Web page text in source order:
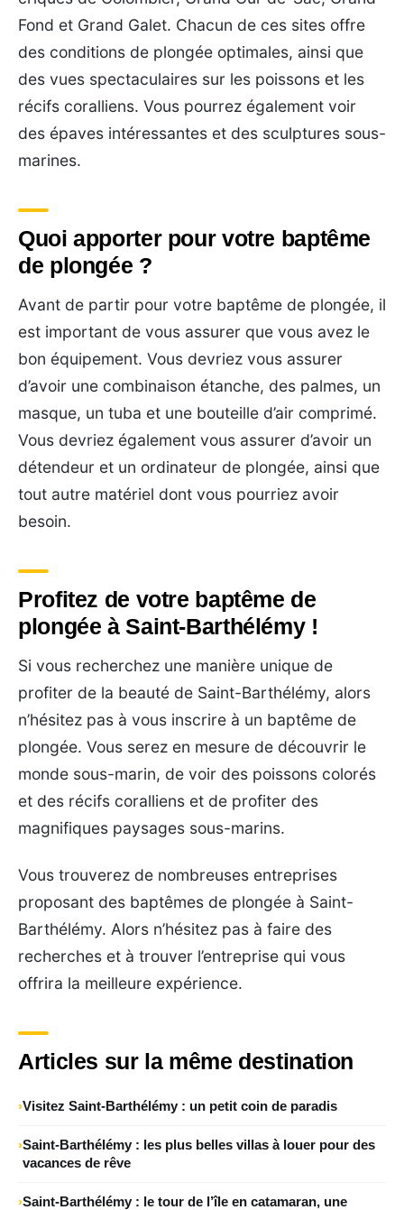
Fond et Grand Galet. Chacun de ces sites offre
des conditions de plongée optimales, ainsi que
des vues spectaculaires sur les poissons et les
récifs coralliens. Vous pourrez également voir
des épaves intéressantes et des sculptures sous-
marines.
Quoi apporter pour votre baptême
de plongée ?
Avant de partir pour votre baptême de plongée, il
est important de vous assurer que vous avez le
bon équipement. Vous devriez vous assurer
d’avoir une combinaison étanche, des palmes, un
masque, un tuba et une bouteille d’air comprimé.
Vous devriez également vous assurer d’avoir un
détendeur et un ordinateur de plongée, ainsi que
tout autre matériel dont vous pourriez avoir
besoin.
Profitez de votre baptême de
plongée à Saint-Barthélémy !
Si vous recherchez une manière unique de
profiter de la beauté de Saint-Barthélémy, alors
n’hésitez pas à vous inscrire à un baptême de
plongée. Vous serez en mesure de découvrir le
monde sous-marin, de voir des poissons colorés
et des récifs coralliens et de profiter des
magnifiques paysages sous-marins.
Vous trouverez de nombreuses entreprises
proposant des baptêmes de plongée à Saint-
Barthélémy. Alors n’hésitez pas à faire des
recherches et à trouver l’entreprise qui vous
offrira la meilleure expérience.
Articles sur la même destination
Visitez Saint-Barthélémy : un petit coin de paradis
Saint-Barthélémy : les plus belles villas à louer pour des
vacances de rêve
Saint-Barthélémy : le tour de l’île en catamaran, une